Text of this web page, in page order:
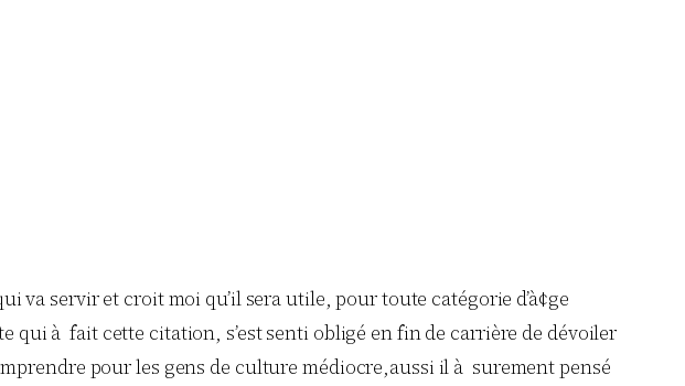
servir et croit moi qu’il sera utile, pour toute catégorie d’à¢ge
à fait cette citation, s’est senti obligé en fin de carrière de dévoiler
pour les gens de culture médiocre,aussi il à surement pensé